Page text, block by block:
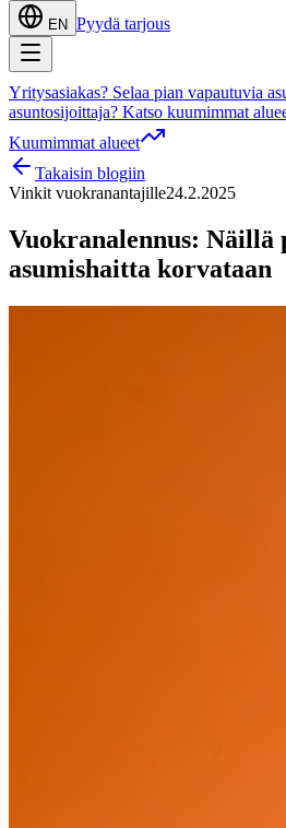
EN Pyydä tarjous
Yritysasiakas? Selaa pian vapautuvia
asuntosijoittaja? Katso kuumimmat
Kuumimmat alueet
Takaisin blogiin
Vinkit vuokranantajille24.2.2025
Vuokranalennus: Näillä
asumishaitta korvataan